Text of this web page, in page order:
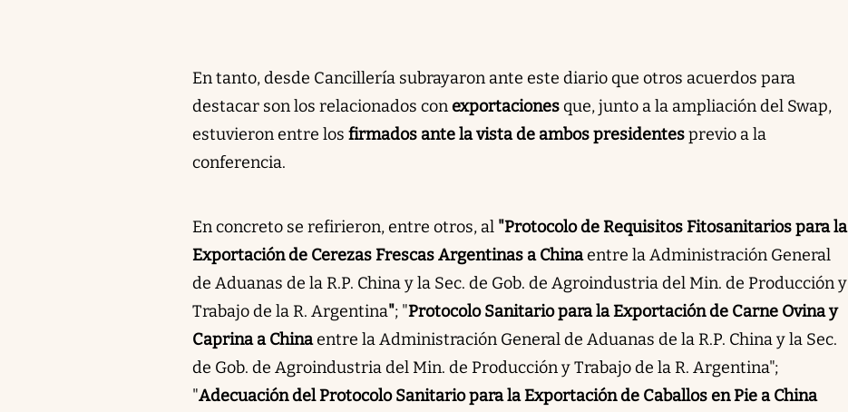
En tanto, desde Cancillería subrayaron ante este diario que otros acuerdos para
destacar son los relacionados con exportacionesque, junto a la ampliación del Swap,
estuvieron entre los firmados ante la vista de ambos presidentesprevio a la
conferencia.
En concreto se refirieron, entre otros, al "Protocolo de Requisitos Fitosanitarios para la
Exportación de Cerezas Frescas Argentinas a Chinaentre la Administración General
de Aduanas de la R.P. China y la Sec. de Gob. de Agroindustria del Min. de Producción y
Trabajo de la R. Argentina"; "Protocolo Sanitario para la Exportación de Carne Ovina y
Caprina a Chinaentre la Administración General de Aduanas de la R.P. China y la Sec.
de Gob. de Agroindustria del Min. de Producción y Trabajo de la R. Argentina";
"Adecuación del Protocolo Sanitario para la Exportación de Caballos en Pie a China